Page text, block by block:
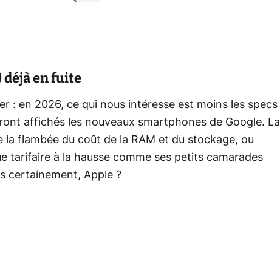
déjà en fuite
: en 2026, ce qui nous intéresse est moins les specs
affichés les nouveaux smartphones de Google. La
flambée du coût de la RAM et du stockage, ou
tarifaire à la hausse comme ses petits camarades
certainement, Apple ?